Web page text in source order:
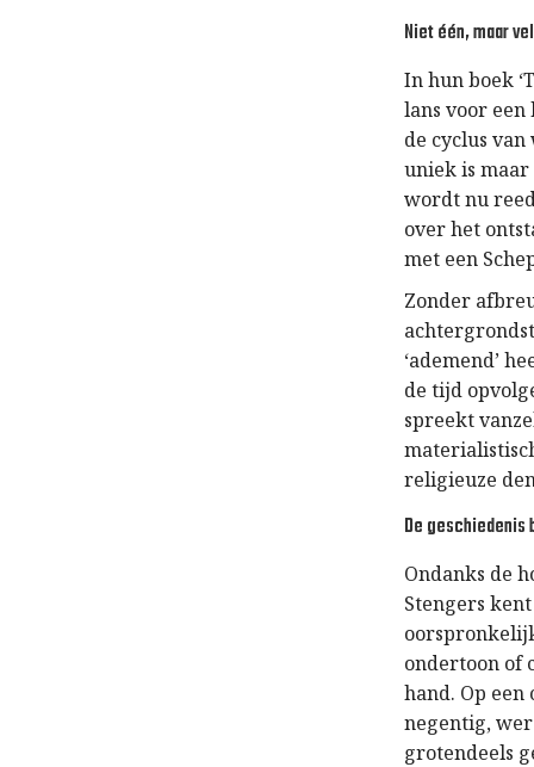
Niet één, maar
In hun boek
lans voor
de cyclus
uniek is
wordt nu
over het
met een
Zonder
‘ademend’
de tijd
spreekt
religieuze
De geschiedenis
Ondanks de
Stengers
ondertoon of
hand. Op
negentig,
grotendeels